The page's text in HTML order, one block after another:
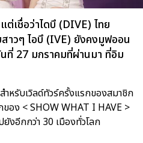
เชื่อว่าไดบึ (DIVE) ไทย
าวๆ ไอบึ (IVE) ยังคงมูฟออน
ที่ 27 มกราคมที่ผ่านมา ที่อิม
หรับเวิลด์ทัวร์ครั้งแรกของสมาชิก
อง < SHOW WHAT I HAVE >
งอีกกว่า 30 เมืองทั่วโลก